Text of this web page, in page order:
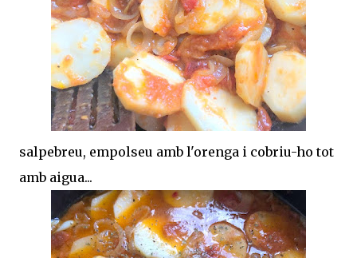
salpebreu, empolseu amb l'orenga i cobriu-ho tot
amb aigua...